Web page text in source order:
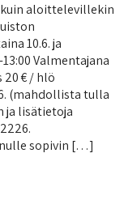
aloittelevillekin
10.6. ja
13:00 Valmentajana
€ / hlö
(mahdollista tulla
ja lisätietoja
sopivin […]